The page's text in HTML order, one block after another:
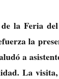
la Feria
la
a
La